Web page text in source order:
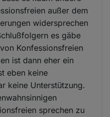
außer dem
widersprechen
es gäbe
Konfessionsfreien
ist dann eher ein
eben keine
keine Unterstützung.
sprechen zu